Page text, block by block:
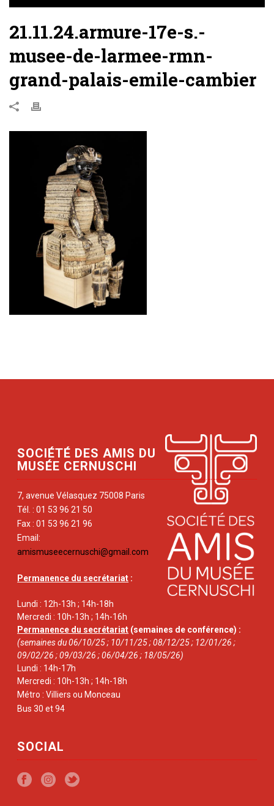
21.11.24.armure-17e-s.-
musee-de-larmee-rmn-
grand-palais-emile-cambier
SOCIÉTÉ DES AMIS DU
MUSÉE CERNUSCHI
7, avenue Vélasquez 75008 Paris
Tél. : 01 53 96 21 50
Fax : 01 53 96 21 96
Email:
amismuseecernuschi@gmail.com
Permanence du secrétariat :
Lundi : 12h-13h ; 14h-18h
Mercredi : 10h-13h ; 14h-16h
Permanence du secrétariat (semaines de conférence) :
(semaines du 06/10/25 ; 10/11/25 ; 08/12/25 ; 12/01/26 ;
09/02/26 ; 09/03/26 ; 06/04/26 ; 18/05/26)
Lundi : 14h-17h
Mercredi : 10h-13h ; 14h-18h
Métro : Villiers ou Monceau
Bus 30 et 94
SOCIAL